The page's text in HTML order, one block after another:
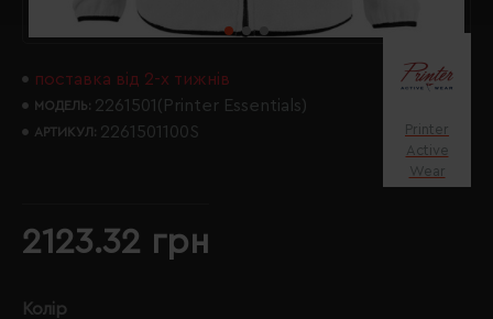
поставка від 2-х тижнів
МОДЕЛЬ: 2261501(Printer Essentials)
АРТИКУЛ: 2261501100S
Printer
Active
Wear
2123.32 грн
Колір